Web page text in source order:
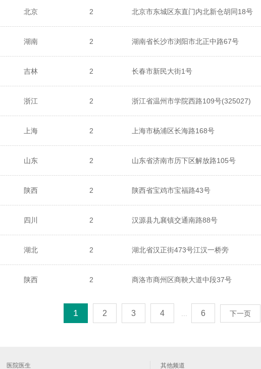
北京 2 北京市东城区东直门内北新仓胡同18号
湖南 2 湖南省长沙市浏阳市北正中路67号
吉林 2 长春市新民大街1号
浙江 2 浙江省温州市学院西路109号(325027)
上海 2 上海市杨浦区长海路168号
山东 2 山东省济南市历下区解放路105号
陕西 2 陕西省宝鸡市宝福路43号
四川 2 汉源县九襄镇交通南路88号
湖北 2 湖北省汉正街473号江汉一桥旁
陕西 2 商洛市商州区商鞅大道中段37号
1 2 3 4 6 下一页
医院医生 其他频道